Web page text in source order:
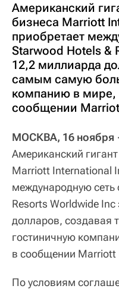
Американский
бизнеса Marriott
приобретает
Starwood Hotels &
12,2 миллиарда
самым самую
компанию в мире,
сообщении
МОСКВА, 16 ноября
Американский
Marriott International
международную сеть
Resorts Worldwide
долларов,
гостиничную
в сообщении Marriott
По условиям